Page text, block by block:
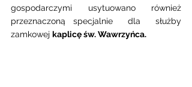
gospodarczymi usytuowano również
przeznaczoną specjalnie  dla  służby
zamkowej kaplicę św. Wawrzyńca.